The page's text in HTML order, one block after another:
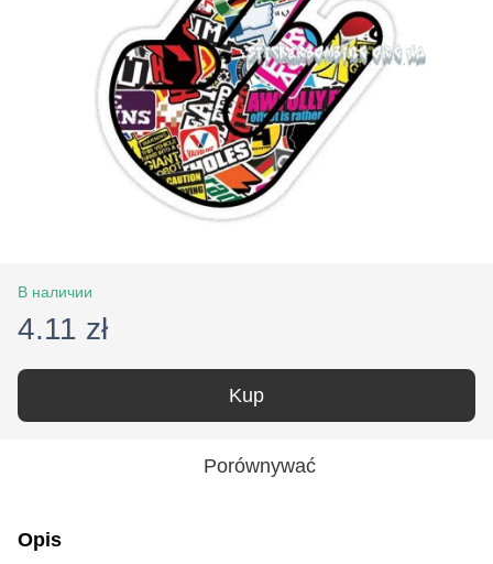
В наличии
4.11 zł
Kup
Porównywać
Opis